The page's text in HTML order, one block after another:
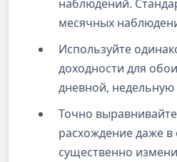
наблюдений.
месячных
Используйте
доходности для
дневной, недельную
Точно
расхождение даже
существенно